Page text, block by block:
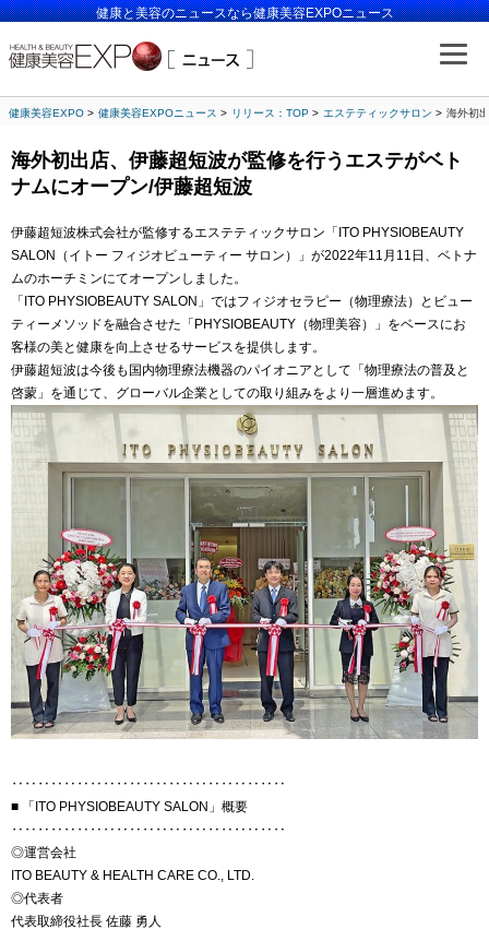
健康と美容のニュースなら健康美容EXPOニュース
健康美容EXPO 健康美容EXPOニュース リリース：TOP エステティックサロン 海外初
海外初出店、伊藤超短波が監修を行うエステがベト
ナムにオープン/伊藤超短波
伊藤超短波株式会社が監修するエステティックサロン「ITO PHYSIOBEAUTY
SALON（イトー フィジオビューティー サロン）」が2022年11月11日、ベトナ
ムのホーチミンにてオープンしました。
「ITO PHYSIOBEAUTY SALON」ではフィジオセラピー（物理療法）とビュー
ティーメソッドを融合させた「PHYSIOBEAUTY（物理美容）」をベースにお
客様の美と健康を向上させるサービスを提供します。
伊藤超短波は今後も国内物理療法機器のパイオニアとして「物理療法の普及と
啓蒙」を通じて、グローバル企業としての取り組みをより一層進めます。
‥‥‥‥‥‥‥‥‥‥‥‥‥‥‥‥‥‥‥‥‥
■ 「ITO PHYSIOBEAUTY SALON」概要
‥‥‥‥‥‥‥‥‥‥‥‥‥‥‥‥‥‥‥‥‥
◎運営会社
ITO BEAUTY & HEALTH CARE CO., LTD.
◎代表者
代表取締役社長 佐藤 勇人